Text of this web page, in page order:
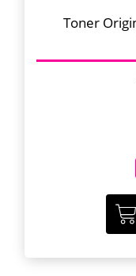
Toner